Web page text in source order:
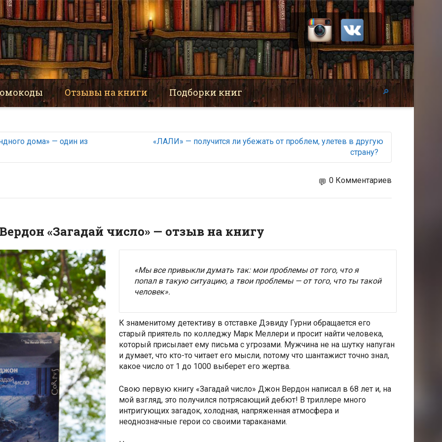
Отзывы на книги Подборки книг
дома» — один из
«ЛАЛИ» — получится ли убежать от проблем, улетев в другую
страну?
0 Комментариев
«Загадай число» — отзыв на книгу
«Мы все привыкли думать так: мои проблемы от того, что я
попал в такую ситуацию, а твои проблемы — от того, что ты такой
человек».
К знаменитому детективу в отставке Дэвиду Гурни обращается его
старый приятель по колледжу Марк Меллери и просит найти человека,
который присылает ему письма с угрозами. Мужчина не на шутку напуган
и думает, что кто-то читает его мысли, потому что шантажист точно знал,
какое число от 1 до 1000 выберет его жертва.
Свою первую книгу «Загадай число» Джон Вердон написал в 68 лет и, на
мой взгляд, это получился потрясающий дебют! В триллере много
интригующих загадок, холодная, напряженная атмосфера и
неоднозначные герои со своими тараканами.